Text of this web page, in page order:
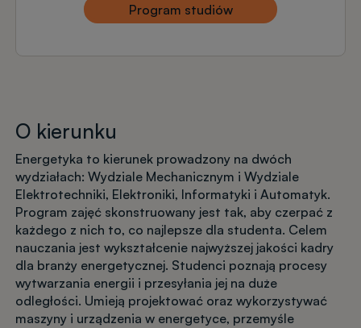
Program studiów
O kierunku
Energetyka to kierunek prowadzony na dwóch
wydziałach: Wydziale Mechanicznym i Wydziale
Elektrotechniki, Elektroniki, Informatyki i Automatyk.
Program zajęć skonstruowany jest tak, aby czerpać z
każdego z nich to, co najlepsze dla studenta. Celem
nauczania jest wykształcenie najwyższej jakości kadry
dla branży energetycznej. Studenci poznają procesy
wytwarzania energii i przesyłania jej na duże
odległości. Umieją projektować oraz wykorzystywać
maszyny i urządzenia w energetyce, przemyśle